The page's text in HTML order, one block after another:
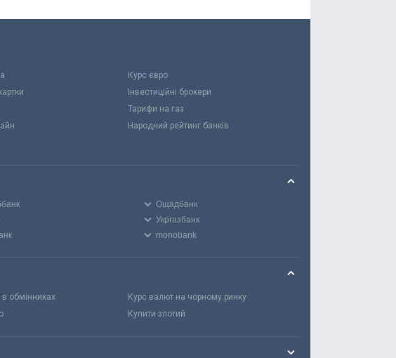
Курс євро
Інвестиційні брокери
Тарифи на газ
Народний рейтинг банків
Ощадбанк
Укргазбанк
monobank
обмінниках
Курс валют на чорному ринку
Купити злотий